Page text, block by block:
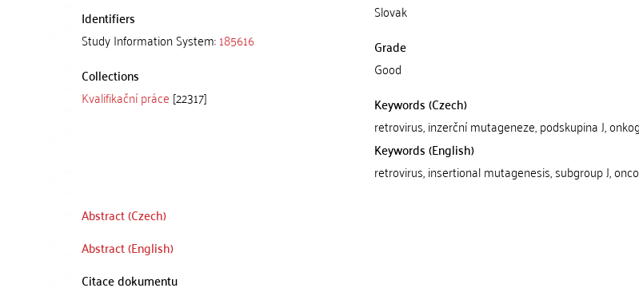
Identifiers
Study Information System:185616
Collections
Kvalifikační práce [22317]
Slovak
Grade
Good
Keywords (Czech)
retrovirus, inzerční mutageneze, podskupina J,
Keywords (English)
retrovirus, insertional mutagenesis, subgroup J,
Abstract (Czech)
Abstract (English)
Citace dokumentu